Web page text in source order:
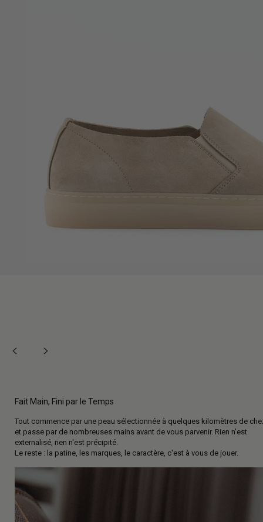
Fait Main, Fini par le Temps
Tout commence par une peau sélectionnée à quelques kilomètres de
et passe par de nombreuses mains avant de vous parvenir. Rien n'est
externalisé, rien n'est précipité.
Le reste : la patine, les marques, le caractère, c'est à vous de jouer.